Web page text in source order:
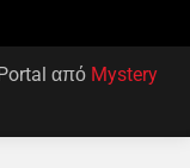
από Mystery